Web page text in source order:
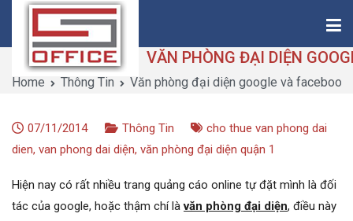
content
Saigon-Office
Saving Is Solution
Home Thông Tin Văn phòng đại diện google và facebook
07/11/2014 Thông Tin
cho thue van phong dai
dien, van phong dai diện, văn phòng đại diện quận 1
Hiện nay có rất nhiều trang quảng cáo online tự đặt mình là đối
tác của google, hoặc thậm chí làvăn phòng đại diện, điều này